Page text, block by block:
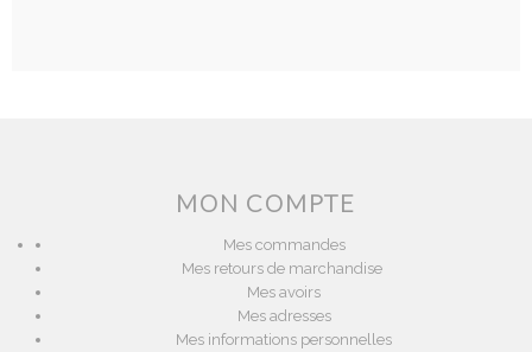
MON COMPTE
Mes commandes
Mes retours de marchandise
Mes avoirs
Mes adresses
Mes informations personnelles